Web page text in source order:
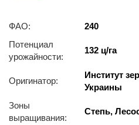
ФАО:
240
Потенциал
урожайности:
132 ц/га
Оригинатор:
Институт
Украины
Зоны
выращивания:
Степь,